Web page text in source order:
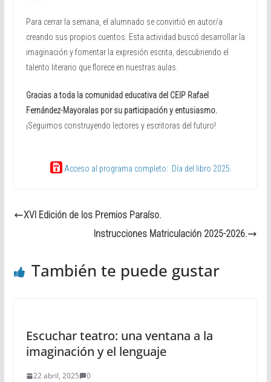
Para cerrar la semana, el alumnado se convirtió en autor/a
creando sus propios cuentos. Esta actividad buscó desarrollar la
imaginación y fomentar la expresión escrita, descubriendo el
talento literario que florece en nuestras aulas.
Gracias a toda la comunidad educativa del CEIP Rafael
Fernández-Mayoralas por su participación y entusiasmo.
¡Seguimos construyendo lectores y escritoras del futuro!
Acceso al programa completo: Día del libro 2025.
XVI Edición de los Premios Paraíso.
Instrucciones Matriculación 2025-2026.
También te puede gustar
Escuchar teatro: una ventana a la
imaginación y el lenguaje
22 abril, 2025 0